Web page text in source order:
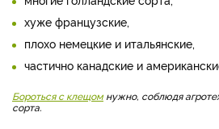
хуже французские,
плохо немецкие и итальянские,
частично канадские и
Бороться с клещом нужно, соблюдя
сорта.